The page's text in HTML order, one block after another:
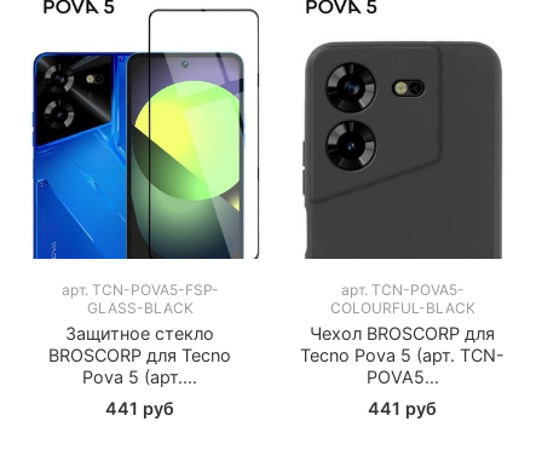
арт. TCN-POVA5-FSP-
GLASS-BLACK
Защитное стекло
BROSCORP для Tecno
Pova 5 (арт....
441 руб
арт. TCN-POVA5-
COLOURFUL-BLACK
Чехол BROSCORP для
Tecno Pova 5 (арт. TCN-
POVA5...
441 руб